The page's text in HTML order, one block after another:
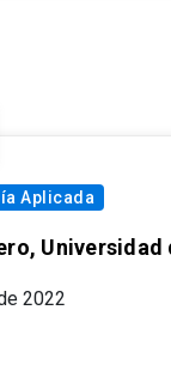
Aplicada
Universidad
2022